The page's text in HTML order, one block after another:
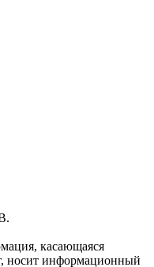
касающаяся
носит информационный